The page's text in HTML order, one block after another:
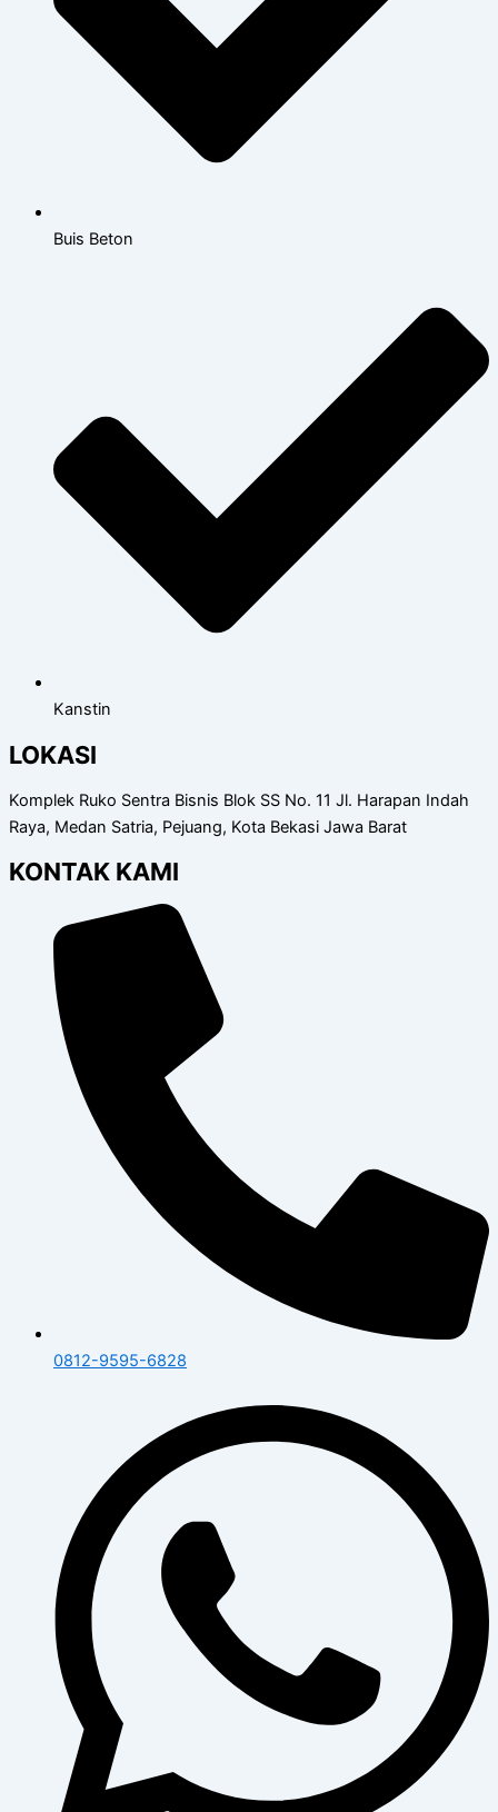
Buis Beton
Kanstin
LOKASI
Komplek Ruko Sentra Bisnis Blok SS No. 11 Jl. Harapan Indah
Raya, Medan Satria, Pejuang, Kota Bekasi Jawa Barat
KONTAK KAMI
0812-9595-6828